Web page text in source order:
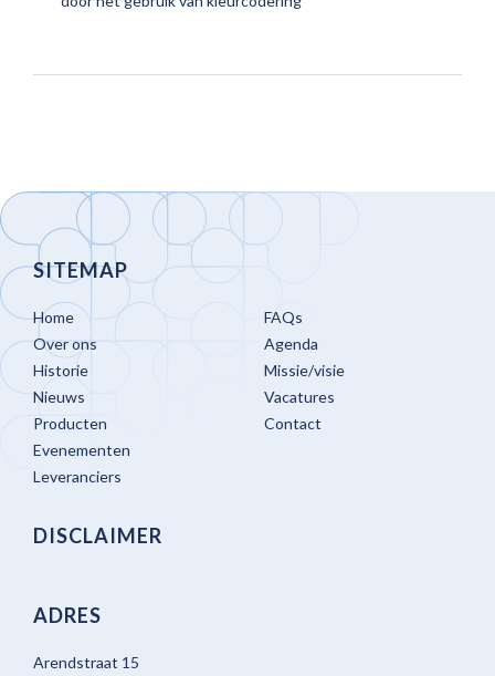
SITEMAP
Home
Over ons
Historie
Nieuws
Producten
Evenementen
Leveranciers
FAQs
Agenda
Missie/visie
Vacatures
Contact
DISCLAIMER
ADRES
Arendstraat 15